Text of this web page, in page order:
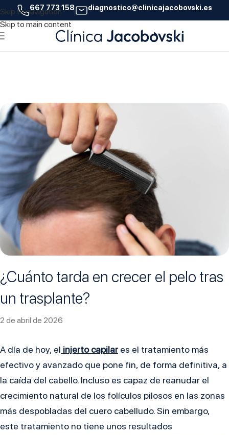
Skip to navigation
Skip to main content
667 773 158 diagnostico@clinicajacobovski.es
04
ABR
¿Cuánto tarda en crecer el pelo tras
un trasplante?
2 de abril de 2026
A día de hoy, el injerto capilar es el tratamiento más
efectivo y avanzado que pone fin, de forma definitiva, a
la caída del cabello. Incluso es capaz de reanudar el
crecimiento natural de los folículos pilosos en las zonas
más despobladas del cuero cabelludo. Sin embargo,
este tratamiento no tiene unos resultados